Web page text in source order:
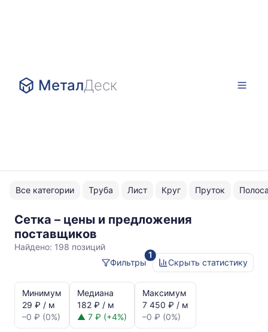
МеталДеск
Все категории Труба Лист Круг Пруток
Сетка – цены и предложения
поставщиков
Найдено: 198 позиций
1
Фильтры
Скрыть статистику
динамика
цен:
Сетка
Минимум
29 ₽ / м
–0 ₽ (0%)
Медиана
182 ₽ / м
▲ 7 ₽ (+4%)
Максимум
7 450 ₽ / м
–0 ₽ (0%)